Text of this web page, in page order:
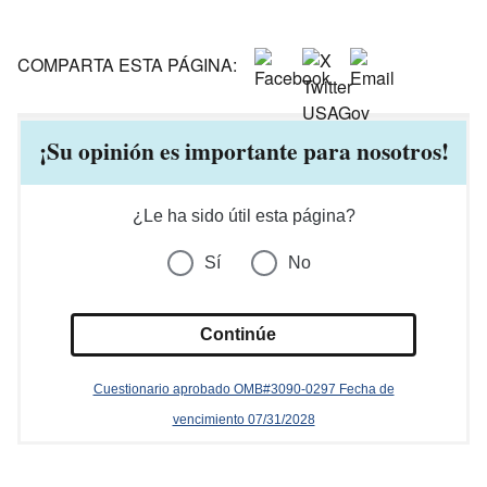
COMPARTA ESTA PÁGINA:
¡Su opinión es importante para nosotros!